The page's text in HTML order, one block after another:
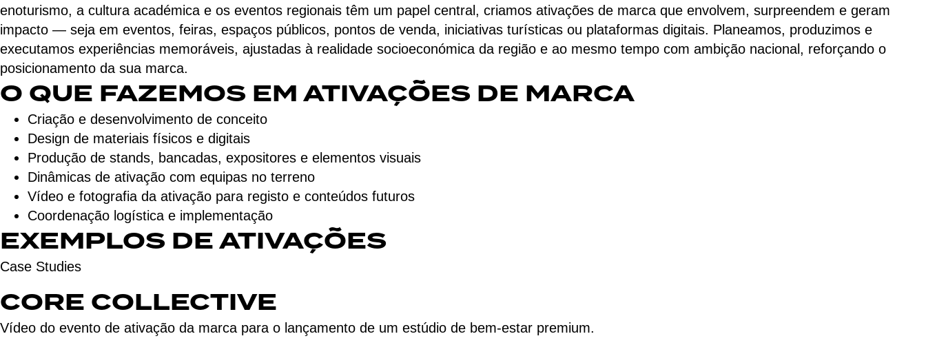
enoturismo, a cultura académica e os eventos regionais têm um papel central, criamos ativações de marca que envolvem, surpreendem e geram
impacto — seja em eventos, feiras, espaços públicos, pontos de venda, iniciativas turísticas ou plataformas digitais. Planeamos, produzimos e
executamos experiências memoráveis, ajustadas à realidade socioeconómica da região e ao mesmo tempo com ambição nacional, reforçando o
posicionamento da sua marca.
O QUE FAZEMOS EM ATIVAÇÕES DE MARCA
Criação e desenvolvimento de conceito
Design de materiais físicos e digitais
Produção de stands, bancadas, expositores e elementos visuais
Dinâmicas de ativação com equipas no terreno
Vídeo e fotografia da ativação para registo e conteúdos futuros
Coordenação logística e implementação
EXEMPLOS DE ATIVAÇÕES
Case Studies
CORE COLLECTIVE
Vídeo do evento de ativação da marca para o lançamento de um estúdio de bem-estar premium.